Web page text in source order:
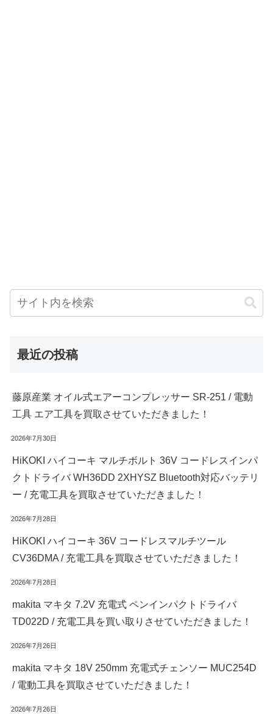
最近の投稿
藤原産業 オイル式エアーコンプレッサー SR-251 / 電動
工具 エア工具を買取させていただきました！
2026年7月30日
HiKOKI ハイコーキ マルチボルト 36V コードレスインパ
クトドライバ WH36DD 2XHYSZ Bluetooth対応バッテリ
ー / 充電工具を買取させていただきました！
2026年7月28日
HiKOKI ハイコーキ 36V コードレスマルチツール
CV36DMA / 充電工具を買取させていただきました！
2026年7月28日
makita マキタ 7.2V 充電式 ペンインパクトドライバ
TD022D / 充電工具を買い取りさせていただきました！
2026年7月26日
makita マキタ 18V 250mm 充電式チェンソー MUC254D
/ 電動工具を買取させていただきました！
2026年7月26日